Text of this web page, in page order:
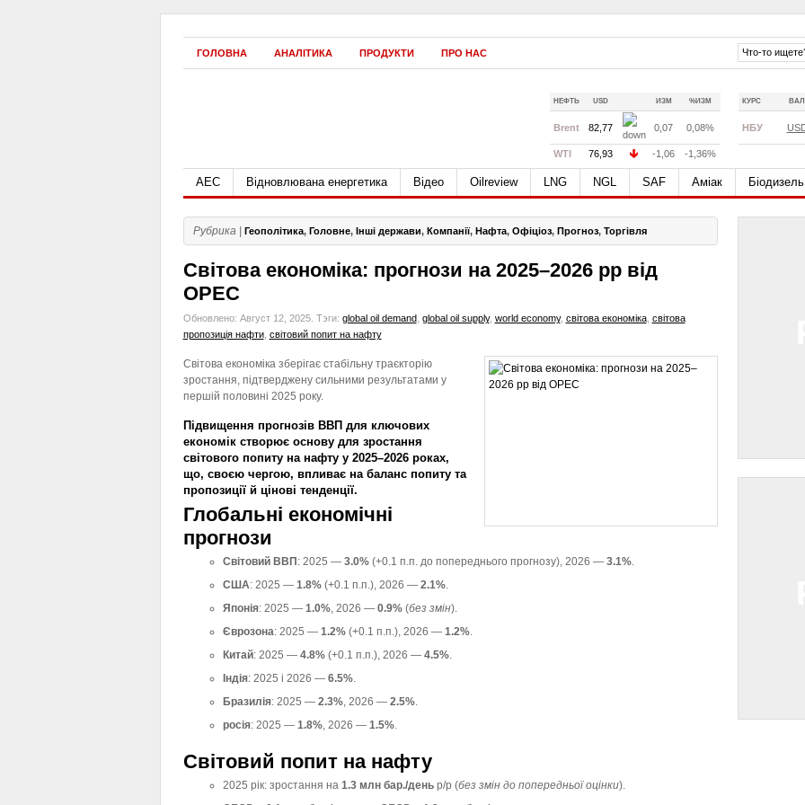
ГОЛОВНА АНАЛІТИКА ПРОДУКТИ ПРО НАС
КУРС ВАЛ
НБУ
НЕФТЬ USD ИЗМ %ИЗМ
Brent 82,77 0,07 0,08%
WTI 76,93 -1,06 -1,36%
АЕС Відновлювана енергетика Відео Oilreview LNG NGL SAF Аміак Біодизель
Рубрика | Геополітика, Головне, Інші держави, Компанії, Нафта, Офіціоз, Прогноз, Торгівля
Світова економіка: прогнози на 2025–2026 рр від
OPEC
Обновлено: Август 12, 2025. Тэги: global oil demand, global oil supply, world economy, світова економіка, світова
пропозиція нафти, світовий попит на нафту
Світова економіка зберігає стабільну траєкторію
зростання, підтверджену сильними результатами у
першій половині 2025 року.
Підвищення прогнозів ВВП для ключових
економік створює основу для зростання
світового попиту на нафту у 2025–2026 роках,
що, своєю чергою, впливає на баланс попиту та
пропозиції й цінові тенденції.
Глобальні економічні
прогнози
Світовий ВВП : 2025 — 3.0%(+0.1 п.п. до попереднього прогнозу), 2026 — 3.1%.
США: 2025 — 1.8%(+0.1 п.п.), 2026 — 2.1%.
Японія: 2025 — 1.0%, 2026 — 0.9%(без змін).
Єврозона: 2025 — 1.2%(+0.1 п.п.), 2026 — 1.2%.
Китай: 2025 — 4.8%(+0.1 п.п.), 2026 — 4.5%.
Індія: 2025 і 2026 — 6.5%.
Бразилія: 2025 — 2.3%, 2026 — 2.5%.
росія: 2025 — 1.8%, 2026 — 1.5%.
Світовий попит на нафту
2025 рік: зростання на 1.3 млн бар./деньр/р (без змін до попередньої оцінки).